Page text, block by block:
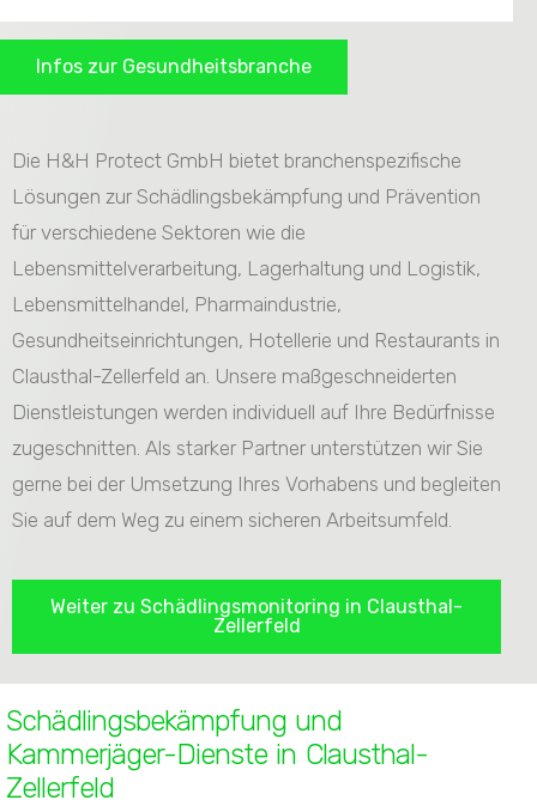
Infos zur Gesundheitsbranche
Die H&H Protect GmbH bietet branchenspezifische
Lösungen zur Schädlingsbekämpfung und Prävention
für verschiedene Sektoren wie die
Lebensmittelverarbeitung, Lagerhaltung und Logistik,
Lebensmittelhandel, Pharmaindustrie,
Gesundheitseinrichtungen, Hotellerie und Restaurants in
Clausthal-Zellerfeld an. Unsere maßgeschneiderten
Dienstleistungen werden individuell auf Ihre Bedürfnisse
zugeschnitten. Als starker Partner unterstützen wir Sie
gerne bei der Umsetzung Ihres Vorhabens und begleiten
Sie auf dem Weg zu einem sicheren Arbeitsumfeld.
Weiter zu Schädlingsmonitoring in Clausthal-
Zellerfeld
Schädlingsbekämpfung und
Kammerjäger-Dienste in Clausthal-
Zellerfeld